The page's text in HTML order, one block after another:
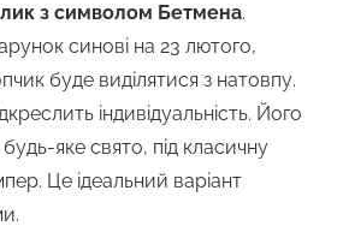
з символом Бетмена.
синові на 23 лютого,
буде виділятися з натовпу.
індивідуальність. Його
яке свято, під класичну
Це ідеальний варіант